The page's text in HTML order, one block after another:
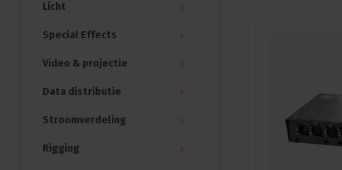
Licht
Special Effects
Video & projectie
Data distributie
Stroomverdeling
Rigging